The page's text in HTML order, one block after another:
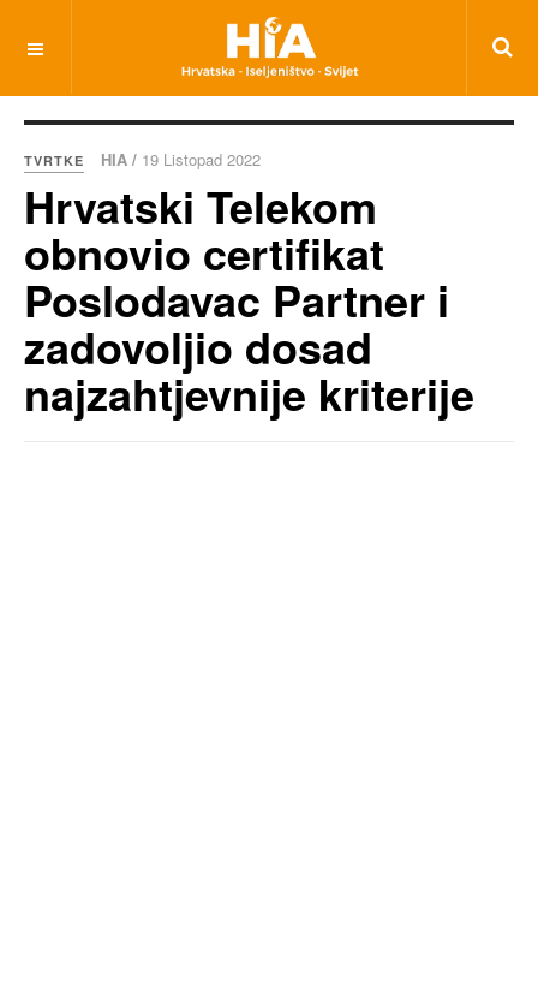
TVRTKE HIA / 19 Listopad 2022
Hrvatski Telekom
obnovio certifikat
Poslodavac Partner i
zadovoljio dosad
najzahtjevnije kriterije